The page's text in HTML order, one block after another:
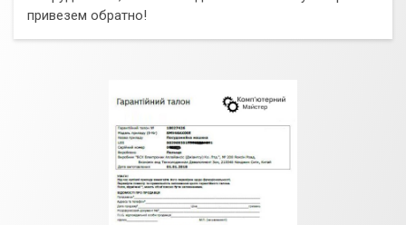
привезем обратно!